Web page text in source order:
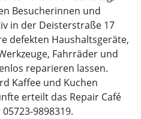
Besucherinnen und
in der Deisterstraße 17
defekten Haushaltsgeräte,
Fahrräder und
reparieren lassen.
Kaffee und Kuchen
erteilt das Repair Café
9898319.